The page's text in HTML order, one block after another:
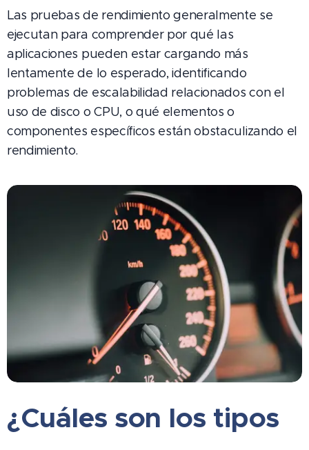
Las pruebas de rendimiento generalmente se
ejecutan para comprender por qué las
aplicaciones pueden estar cargando más
lentamente de lo esperado, identificando
problemas de escalabilidad relacionados con el
uso de disco o CPU, o qué elementos o
componentes específicos están obstaculizando el
rendimiento.
¿Cuáles son los tipos